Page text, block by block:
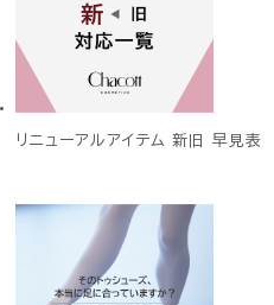
リニューアルアイテム 新旧 早見表